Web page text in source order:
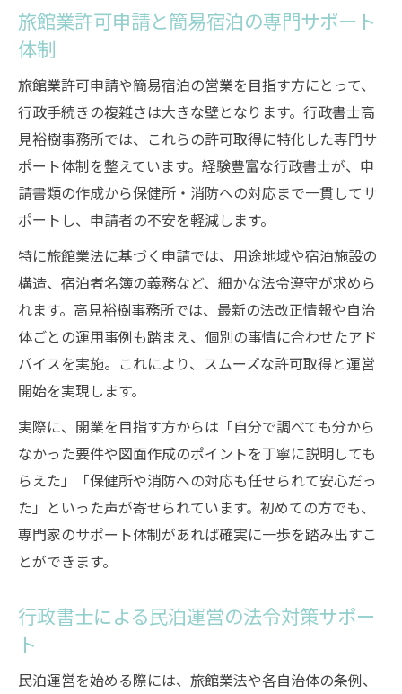
旅館業許可申請と簡易宿泊の専門サポート
体制
旅館業許可申請や簡易宿泊の営業を目指す方にとって、
行政手続きの複雑さは大きな壁となります。行政書士高
見裕樹事務所では、これらの許可取得に特化した専門サ
ポート体制を整えています。経験豊富な行政書士が、申
請書類の作成から保健所・消防への対応まで一貫してサ
ポートし、申請者の不安を軽減します。
特に旅館業法に基づく申請では、用途地域や宿泊施設の
構造、宿泊者名簿の義務など、細かな法令遵守が求めら
れます。高見裕樹事務所では、最新の法改正情報や自治
体ごとの運用事例も踏まえ、個別の事情に合わせたアド
バイスを実施。これにより、スムーズな許可取得と運営
開始を実現します。
実際に、開業を目指す方からは「自分で調べても分から
なかった要件や図面作成のポイントを丁寧に説明しても
らえた」「保健所や消防への対応も任せられて安心だっ
た」といった声が寄せられています。初めての方でも、
専門家のサポート体制があれば確実に一歩を踏み出すこ
とができます。
行政書士による民泊運営の法令対策サポー
ト
民泊運営を始める際には、旅館業法や各自治体の条例、